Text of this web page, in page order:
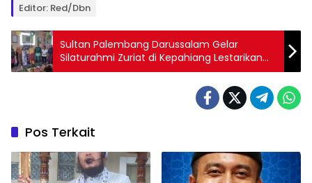
Editor: Red/dbn
Sultan Palembang Darussalam Gelar
Silaturahmi Zuriat di Kepahiang Lestarikan
Sejarah dan Budaya Leluhur
Pos Terkait